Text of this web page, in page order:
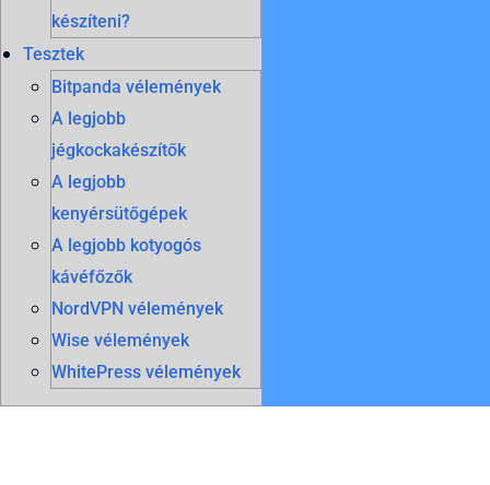
készíteni?
Tesztek
Bitpanda vélemények
A legjobb
jégkockakészítők
A legjobb
kenyérsütőgépek
A legjobb kotyogós
kávéfőzők
NordVPN vélemények
Wise vélemények
WhitePress vélemények